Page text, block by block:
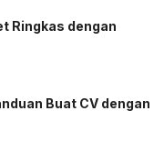
Ringkas dengan
Buat CV dengan